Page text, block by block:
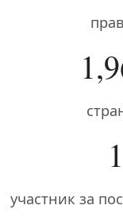
1
участник за